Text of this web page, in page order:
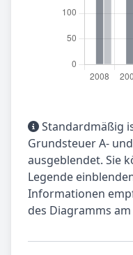
Standardmäßig
Grundsteuer A-
ausgeblendet. Sie
Legende
Informationen
des Diagramms